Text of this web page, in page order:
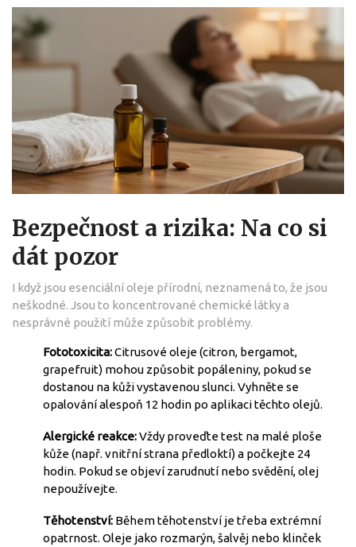
Bezpečnost a rizika: Na co si
dát pozor
I když jsou esenciální oleje přírodní, neznamená to, že jsou
neškodné. Jsou to koncentrované chemické látky a
nesprávné použití může způsobit problémy.
Fototoxicita:Citrusové oleje (citron, bergamot,
grapefruit) mohou způsobit popáleniny, pokud se
dostanou na kůži vystavenou slunci. Vyhněte se
opalování alespoň 12 hodin po aplikaci těchto olejů.
Alergické reakce:Vždy proveďte test na malé ploše
kůže (např. vnitřní strana předloktí) a počkejte 24
hodin. Pokud se objeví zarudnutí nebo svědění, olej
nepoužívejte.
Těhotenství: Během těhotenství je třeba extrémní
opatrnost. Oleje jako rozmarýn, šalvěj nebo klinček